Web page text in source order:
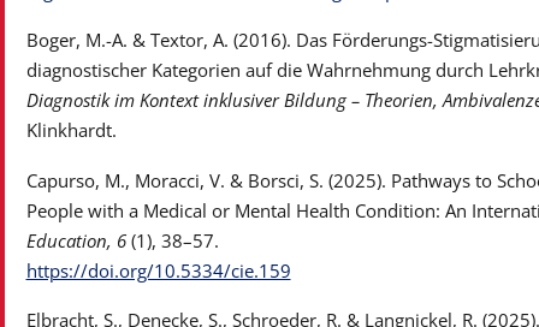
Boger, M.-A. & Textor, A. (2016). Das Förderungs-
diagnostischer Kategorien auf die Wahrnehmung durch
Diagnostik im Kontext inklusiver Bildung – Theorien,
Klinkhardt.
Capurso, M., Moracci, V. & Borsci, S. (2025). Pathways to
People with a Medical or Mental Health Condition: An
Education, 6(1), 38–57.
https://doi.org/10.5334/cie.159
Elbracht, S., Denecke, S., Schroeder, R. & Langnickel, R.